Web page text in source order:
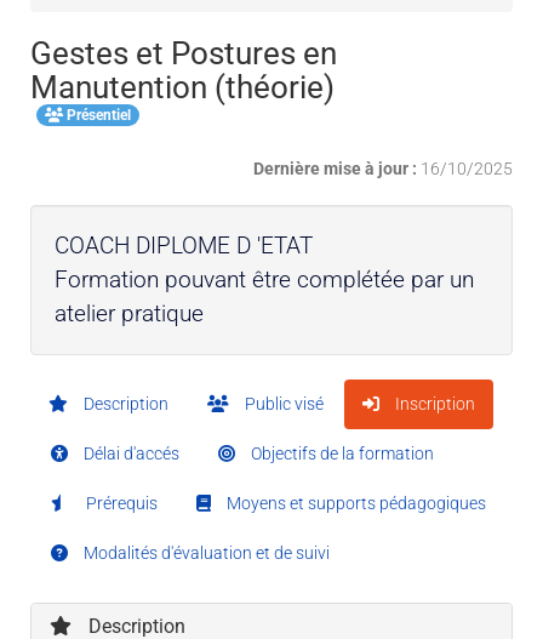
Gestes et Postures en
Manutention (théorie)
Présentiel
Dernière mise à jour : 16/10/2025
COACH DIPLOME D 'ETAT
Formation pouvant être complétée par un
atelier pratique
Description Public visé Inscription
Délai d'accés Objectifs de la formation
Prérequis Moyens et supports pédagogiques
Modalités d'évaluation et de suivi
Description